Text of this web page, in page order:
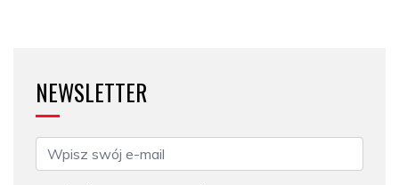
NEWSLETTER